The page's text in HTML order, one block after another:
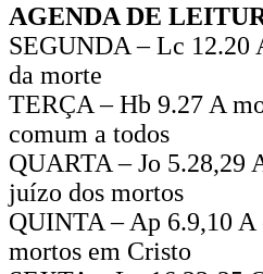
AGENDA DE
SEGUNDA – Lc 12.20
da morte
TERÇA – Hb 9.27 A
comum a todos
QUARTA – Jo 5.28,29
juízo dos mortos
QUINTA – Ap 6.9,10 A
mortos em Cristo